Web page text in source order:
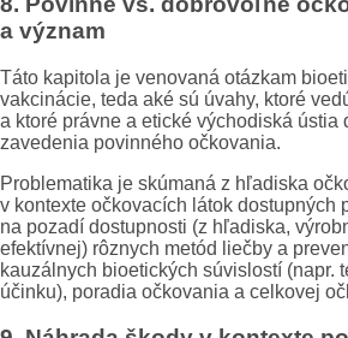
a význam
Táto kapitola je venovaná otázkam
vakcinácie, teda aké sú úvahy, ktoré
a ktoré právne a etické východiská ústia
zavedenia povinného očkovania.
Problematika je skúmaná z hľadiska
v kontexte očkovacích látok dostupných
na pozadí dostupnosti (z hľadiska,
efektívnej) rôznych metód liečby a
kauzálnych bioetických súvislostí (napr.
účinku), poradia očkovania a celkovej